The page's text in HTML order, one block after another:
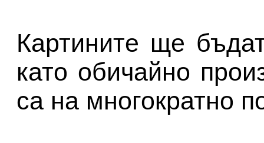
Картините ще
като обичайно
са на многократно